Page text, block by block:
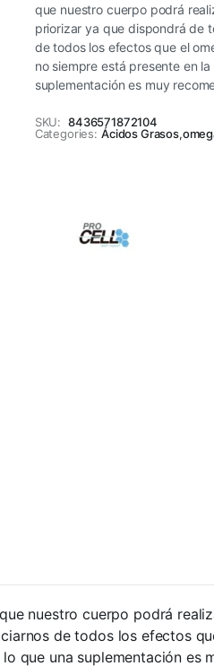
que nuestro cuerpo podrá
priorizar ya que dispondrá de
de todos los efectos que el
no siempre está presente en
suplementación es muy
SKU: 8436571872104
Categories: Ácidos Grasos,
nuestro cuerpo podrá
de todos los efectos
que una suplementación es